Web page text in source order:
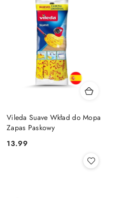
Vileda Suave Wkład do Mopa
Zapas Paskowy
Cena:
13.99